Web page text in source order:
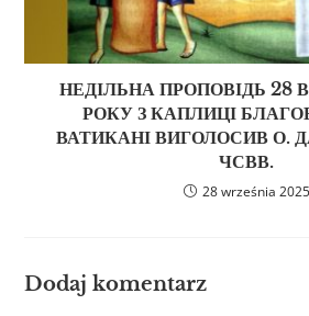
НЕДІЛЬНА ПРОПОВІДЬ 28
РОКУ З КАПЛИЦІ
ВАТИКАНІ ВИГОЛОСИВ О.
ЧСВВ.
28 września 2025
Dodaj komentarz